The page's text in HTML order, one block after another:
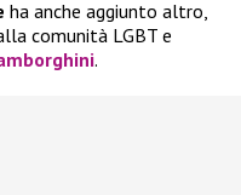
ha anche aggiunto altro,
comunità LGBT e
.